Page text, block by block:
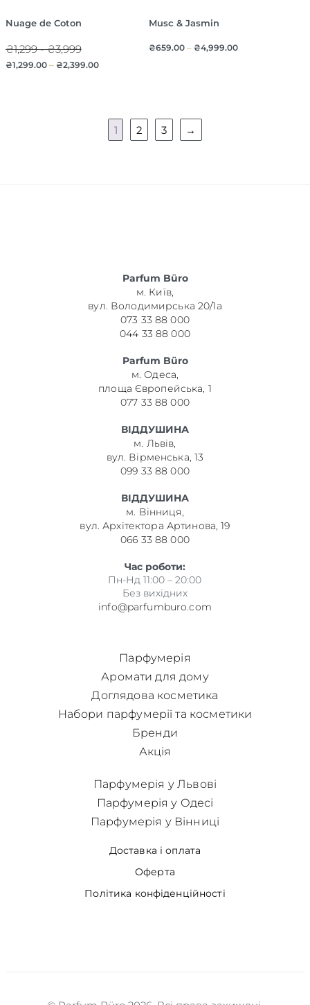
Nuage de Coton
₴1,299 - ₴3,999
₴1,299.00– ₴2,399.00
Musc & Jasmin
₴659.00 – ₴4,999.00
1 2 3 →
Parfum Büro
м. Київ,
вул. Володимирська 20/1а
073 33 88 000
044 33 88 000
Parfum Büro
м. Одеса,
площа Європейська, 1
077 33 88 000
ВІДДУШИНА
м. Львів,
вул. Вірменська, 13
099 33 88 000
ВІДДУШИНА
м. Вінниця,
вул. Архітектора Артинова, 19
066 33 88 000
Час роботи:
Пн-Нд 11:00 – 20:00
Без вихідних
info@parfumburo.com
Парфумерія
Аромати для дому
Доглядова косметика
Набори парфумерії та косметики
Бренди
Акція
Доставка і оплата
Оферта
Політика конфіденційності
Парфумерія у Львові
Парфумерія у Одесі
Парфумерія у Вінниці